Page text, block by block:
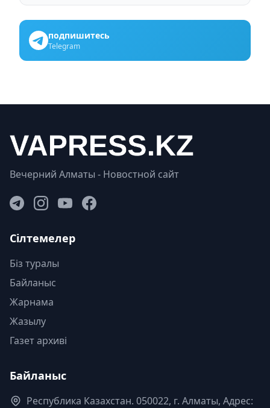
подпишитесь
Telegram
Вечерний Алматы - Новостной сайт
Сілтемелер
Біз туралы
Байланыс
Жарнама
Жазылу
Газет архиві
Байланыс
Республика Казахстан. 050022, г. Алматы, Адрес: